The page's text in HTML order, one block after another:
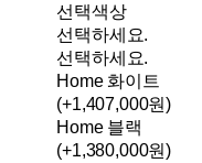
선택색상
선택하세요.
선택하세요.
Home 화이트
(+1,407,000원)
Home 블랙
(+1,380,000원)